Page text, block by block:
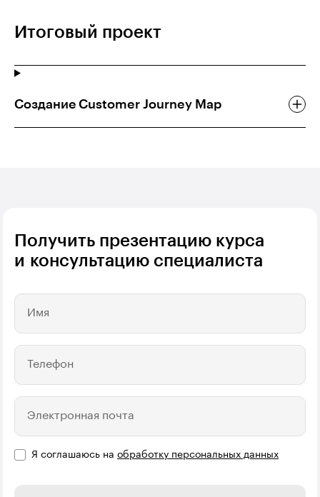
Итоговый проект
Создание Customer Journey Map
Получить презентацию курса
и консультацию специалиста
Имя
Телефон
Электронная почта
Я соглашаюсь на обработку персональных данных